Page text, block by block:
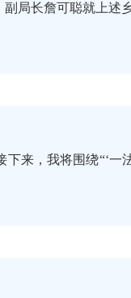
局长詹可聪就上述
来，我将围绕“‘一